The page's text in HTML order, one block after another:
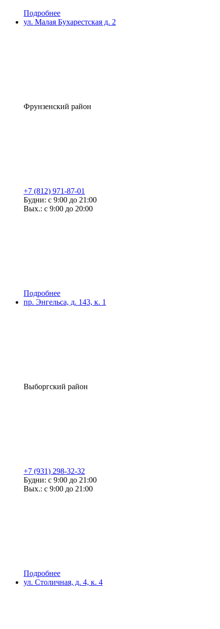
Подробнее
ул. Малая Бухарестская д. 2
Фрунзенский район
+7 (812) 971-87-01
Будни: с 9:00 до 21:00
Вых.: с 9:00 до 20:00
Подробнее
пр. Энгельса, д. 143, к. 1
Выборгский район
+7 (931) 298-32-32
Будни: с 9:00 до 21:00
Вых.: с 9:00 до 21:00
Подробнее
ул. Столичная, д. 4, к. 4